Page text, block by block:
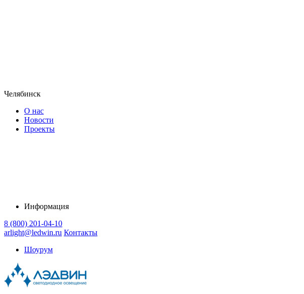
Челябинск
О нас
Новости
Проекты
Информация
8 (800) 201-04-10
arlight@ledwin.ru Контакты
Шоурум